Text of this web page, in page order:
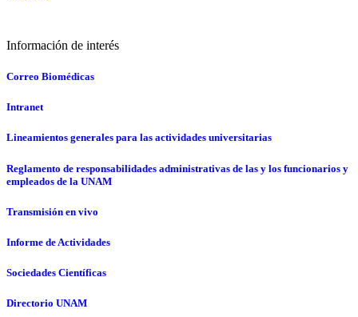
Información de interés
Correo Biomédicas
Intranet
Lineamientos generales para las actividades universitarias
Reglamento de responsabilidades administrativas de las y los funcionarios y
empleados de la UNAM
Transmisión en vivo
Informe de Actividades
Sociedades Científicas
Directorio UNAM